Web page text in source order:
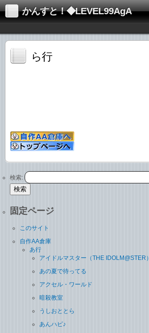
かんすと！◆LEVEL99AgA
ら行
検索:
固定ページ
このサイト
自作AA倉庫
あ行
アイドルマスター（THE IDOLM@STER）
あの夏で待ってる
アクセル・ワールド
暗殺教室
うしおととら
あんハピ♪